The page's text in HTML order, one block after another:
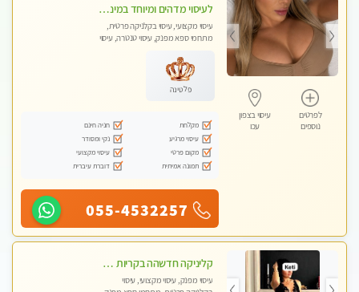
לפרטים
נוספים
עיסוי בצפון
עכו
לעיסוי מדהים ומיוחד במינו !!מומלץ לחלוטין!!ללא מין !!
עיסוי מקצועי, עיסוי בקלניקה פרטית,
מתחמי ספא מפנק, עיסוי טנטרה, עיסוי
פלטינה
מקלחת
חניה חינם
עיסוי מרגיע
נקי ומסודר
מקום פרטי
עיסוי מקצועי
תמונה אמיתית
דוברת עיברית
055-4532257
קליניקה חדשהה בקריות מעסה איכותית מפנקת ומקצועית מאוד+נשים +זוגות
עיסוי מפנק, עיסוי מקצועי, עיסוי